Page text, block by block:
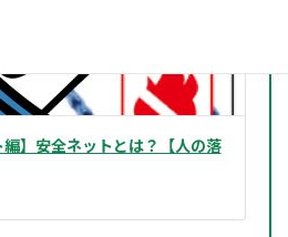
編】安全ネットとは？【人の落